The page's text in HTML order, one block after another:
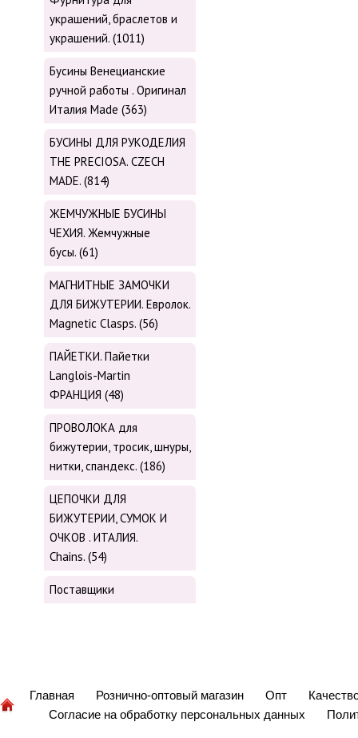
украшений, браслетов и
украшений. (1011)
Бусины Венецианские
ручной работы . Оригинал
Италия Made (363)
БУСИНЫ ДЛЯ РУКОДЕЛИЯ
THE PRECIOSA. CZECH
MADE. (814)
ЖЕМЧУЖНЫЕ БУСИНЫ
ЧЕХИЯ. Жемчужные
бусы. (61)
МАГНИТНЫЕ ЗАМОЧКИ
ДЛЯ БИЖУТЕРИИ. Евролок.
Magnetic Сlasps. (56)
ПАЙЕТКИ. Пайетки
Langlois-Martin
ФРАНЦИЯ (48)
ПРОВОЛОКА для
бижутерии, тросик, шнуры,
нитки, cпандекс. (186)
ЦЕПОЧКИ ДЛЯ
БИЖУТЕРИИ, СУМОК И
ОЧКОВ . ИТАЛИЯ.
Chains. (54)
Поставщики
Главная Рознично-оптовый магазин Опт
Согласие на обработку персональных данных